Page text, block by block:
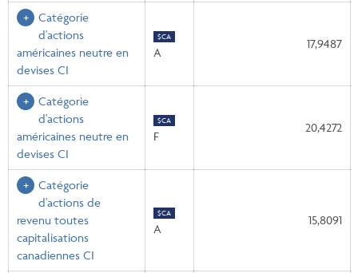
Catégorie
d'actions
américaines neutre en
devises CI
$CA
A
17,9487
Catégorie
d'actions
américaines neutre en
devises CI
$CA
F
20,4272
Catégorie
d'actions de
revenu toutes
capitalisations
canadiennes CI
$CA
A
15,8091